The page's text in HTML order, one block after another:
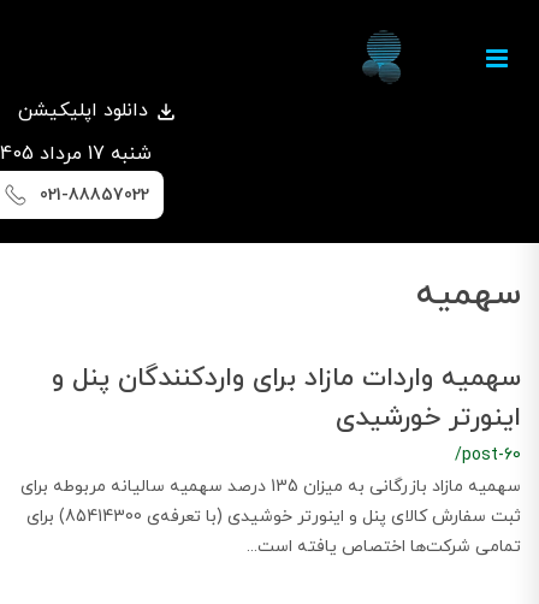
دانلود اپلیکیشن
شنبه 17 مرداد 1405
021-88857022
سهمیه
سهمیه واردات مازاد برای واردکنندگان پنل و
اینورتر خورشیدی
/post-60
سهمیه مازاد بازرگانی به میزان 135 درصد سهمیه سالیانه مربوطه برای
ثبت‌ سفارش کالای پنل و اینورتر خوشیدی (با تعرفه‌ی 85414300) برای
تمامی شرکت‌ها اختصاص یافته است...